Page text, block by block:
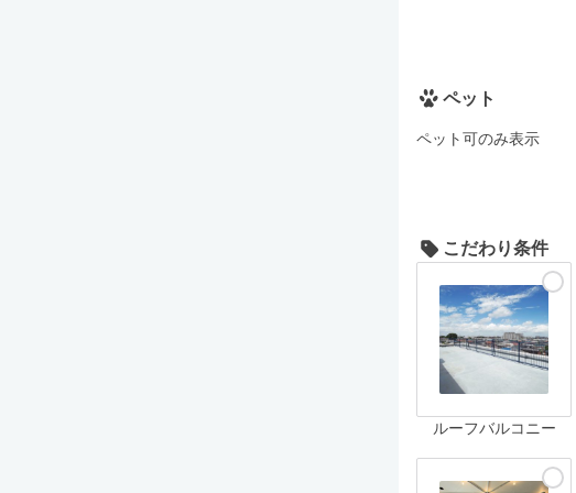
ペット
ペット可のみ表示
こだわり条件
ルーフバルコニー